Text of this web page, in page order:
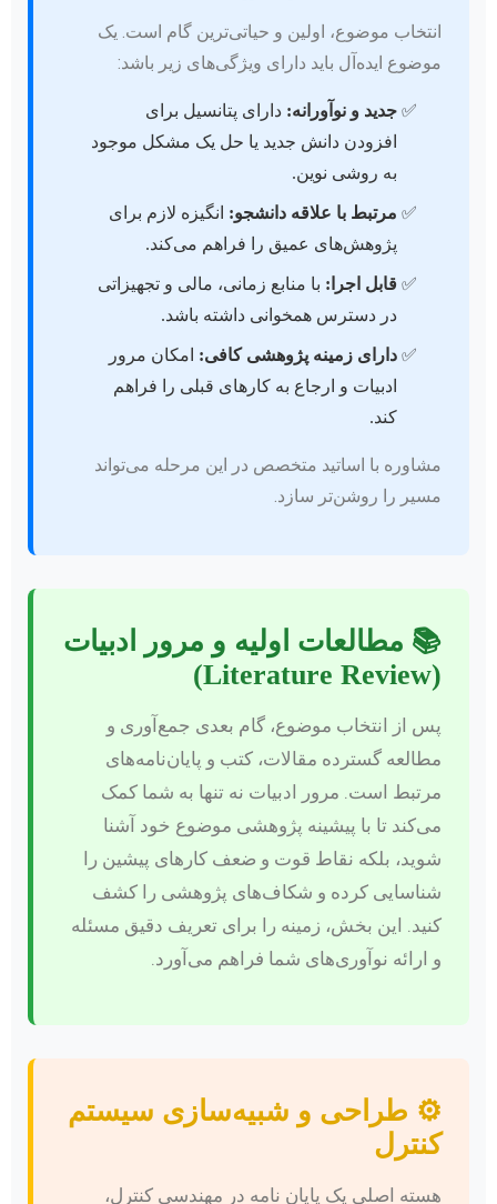
انتخاب موضوع، اولین و حیاتی‌ترین گام است. یک
موضوع ایده‌آل باید دارای ویژگی‌های زیر باشد:
جدید و نوآورانه: دارای پتانسیل برای
افزودن دانش جدید یا حل یک مشکل موجود
به روشی نوین.
مرتبط با علاقه دانشجو: انگیزه لازم برای
پژوهش‌های عمیق را فراهم می‌کند.
قابل اجرا: با منابع زمانی، مالی و تجهیزاتی
در دسترس همخوانی داشته باشد.
دارای زمینه پژوهشی کافی: امکان مرور
ادبیات و ارجاع به کارهای قبلی را فراهم
کند.
مشاوره با اساتید متخصص در این مرحله می‌تواند
مسیر را روشن‌تر سازد.
📚 مطالعات اولیه و مرور ادبیات
(Literature Review)
پس از انتخاب موضوع، گام بعدی جمع‌آوری و
مطالعه گسترده مقالات، کتب و پایان‌نامه‌های
مرتبط است. مرور ادبیات نه تنها به شما کمک
می‌کند تا با پیشینه پژوهشی موضوع خود آشنا
شوید، بلکه نقاط قوت و ضعف کارهای پیشین را
شناسایی کرده و شکاف‌های پژوهشی را کشف
کنید. این بخش، زمینه را برای تعریف دقیق مسئله
و ارائه نوآوری‌های شما فراهم می‌آورد.
⚙️ طراحی و شبیه‌سازی سیستم
کنترل
هسته اصلی یک پایان نامه در مهندسی کنترل،